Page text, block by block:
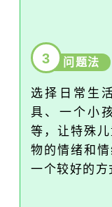
3 问题法
选择日常生
具、一个小
等，让特殊
物的情绪和
一个较好的方